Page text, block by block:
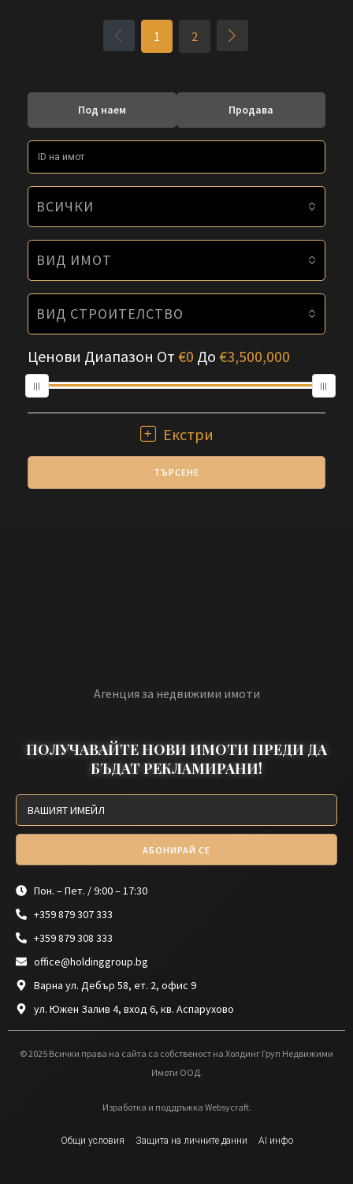
1 2
Под наем Продава
ВСИЧКИ
ВИД ИМОТ
ВИД СТРОИТЕЛСТВО
Ценови Диапазон От €0 До €3,500,000
Екстри
ТЪРСЕНЕ
Агенция за недвижими имоти
ПОЛУЧАВАЙТЕ НОВИ ИМОТИ ПРЕДИ ДА
БЪДАТ РЕКЛАМИРАНИ!
АБОНИРАЙ СЕ
Пон. – Пет. / 9:00 – 17:30
+359 879 307 333
+359 879 308 333
office@holdinggroup.bg
Варна ул. Дебър 58, ет. 2, офис 9
ул. Южен Залив 4, вход 6, кв. Аспарухово
© 2025 Всички права на сайта са собственост на Холдинг Груп Недвижими
Имоти ООД.
Изработка и поддръжка Websycraft.
Общи условия Защита на личните данни AI инфо